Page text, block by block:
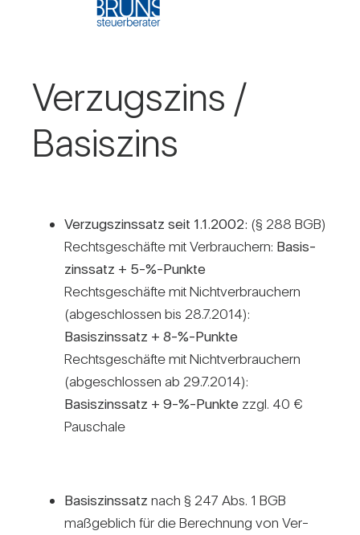
Ver­zugs­zins /​
Basis­zins
Ver­zugs­zins­satz seit 1.1.2002: (§ 288 BGB)
Rechts­ge­schäfte mit Ver­brau­chern: Basis­
zins­satz + 5-%-Punkte
Rechts­ge­schäfte mit Nicht­ver­brau­chern
(abge­schlossen bis 28.7.2014):
Basis­zins­satz + 8-%-Punkte
Rechts­ge­schäfte mit Nicht­ver­brau­chern
(abge­schlossen ab 29.7.2014):
Basis­zins­satz + 9-%-Punkte zzgl. 40 €
Pau­schale
Basis­zins­satz nach § 247 Abs. 1 BGB
maß­geb­lich für die Berech­nung von Ver­